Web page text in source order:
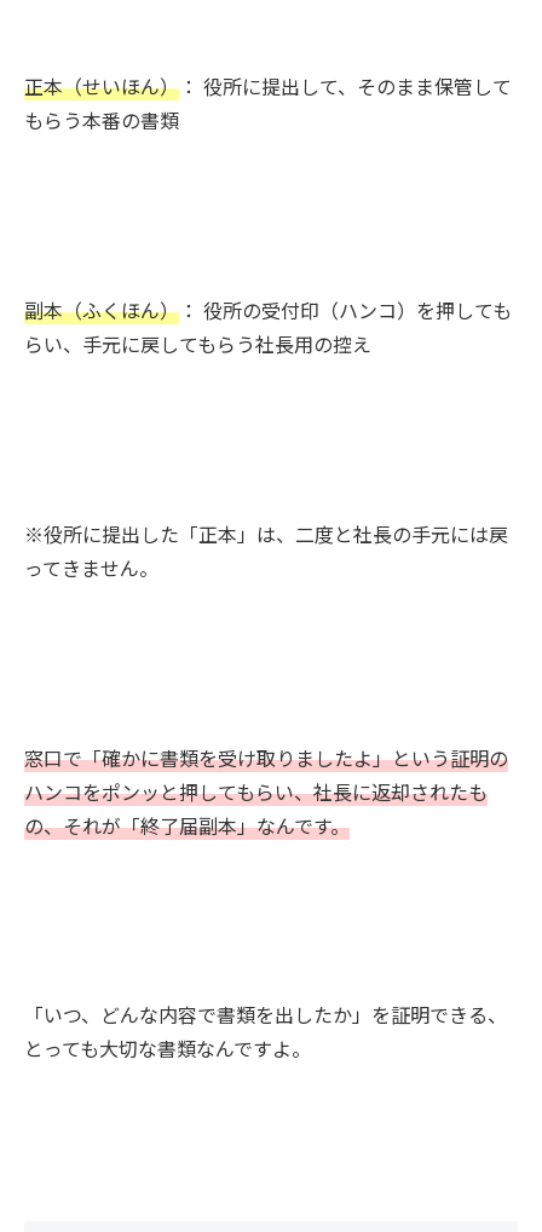
正本（せいほん） ： 役所に提出して、そのまま保管して
もらう本番の書類
副本（ふくほん） ： 役所の受付印（ハンコ）を押しても
らい、手元に戻してもらう社長用の控え
※役所に提出した「正本」は、二度と社長の手元には戻
ってきません。
窓口で「確かに書類を受け取りましたよ」という証明の
ハンコをポンッと押してもらい、社長に返却されたも
の、それが「終了届副本」なんです。
「いつ、どんな内容で書類を出したか」を証明できる、
とっても大切な書類なんですよ。